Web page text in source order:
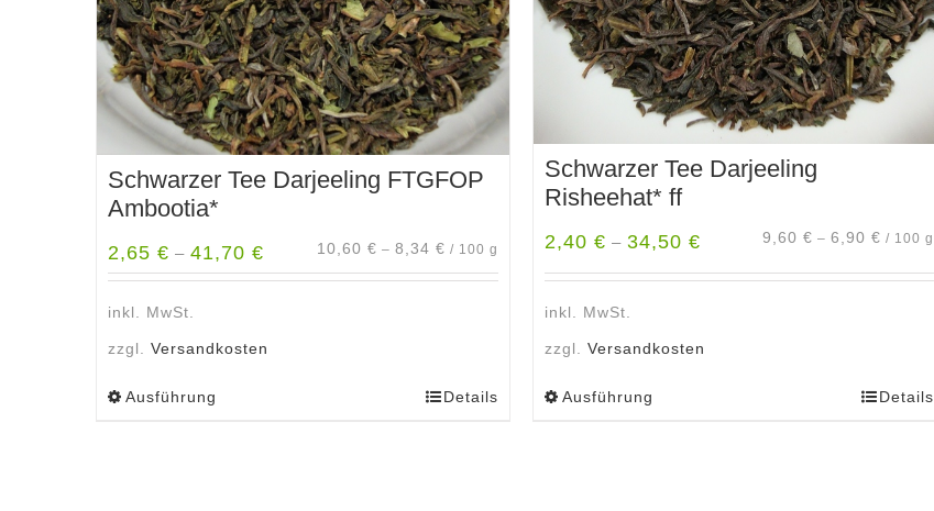
Schwarzer Tee Darjeeling FTGFOP
Ambootia*
2,65 € – 41,70 € 10,60 € – 8,34 € / 100 g
inkl. MwSt.
zzgl. Versandkosten
Ausführung Details
Schwarzer Tee Darjeeling
Risheehat* ff
2,40 € – 34,50 € 9,60€ –6,90€ / 100 g
inkl. MwSt.
zzgl. Versandkosten
Ausführung Details